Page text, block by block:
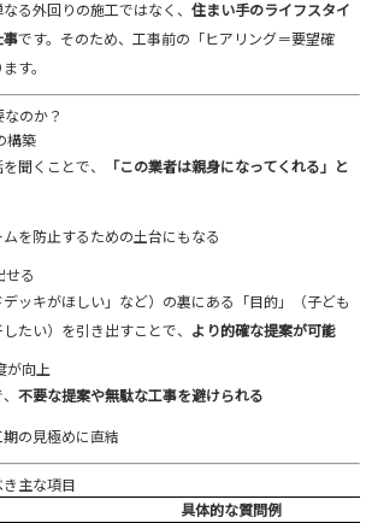
なる外回りの施工ではなく、 住まい手のライフスタイ
事です。 そのため、 工事前の「ヒアリング＝要望確
ます。
なのか？
構築
を聞く ことで、 「この業者は親身になってくれる」 と
を防止するための土台にもなる
せる
デッキがほしい」 など） の裏にある「目的」（子ども
たい） を引き出すことで、 より的確な提案が可能
が向上
不要な提案や無駄な工事を避けられる
期の見極めに直結
き主な項目
具体的な質問例